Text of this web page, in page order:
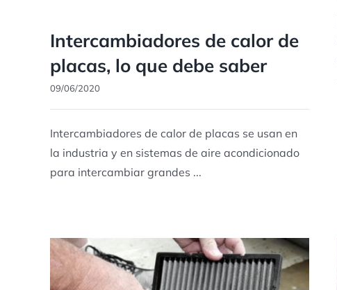
Intercambiadores de calor de
placas, lo que debe saber
09/06/2020
Intercambiadores de calor de placas se usan en
la industria y en sistemas de aire acondicionado
para intercambiar grandes ...